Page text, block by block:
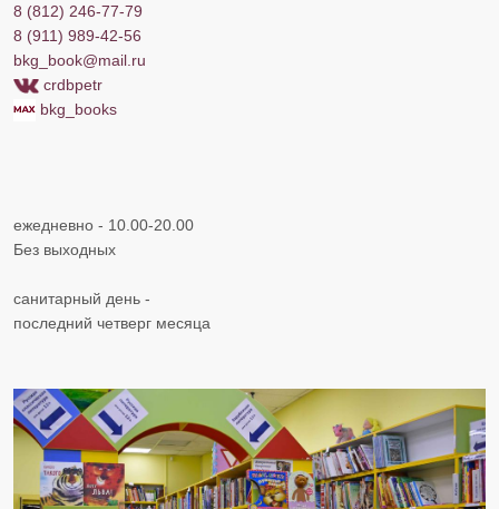
8 (812) 246-77-79
8 (911) 989-42-56
bkg_book@mail.ru
crdbpetr
bkg_books
ежедневно - 10.00-20.00
Без выходных
​​​​​​​санитарный день -
последний четверг месяца